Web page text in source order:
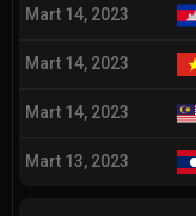
Mart 14, 2023
Mart 14, 2023
Mart 14, 2023
Mart 13, 2023